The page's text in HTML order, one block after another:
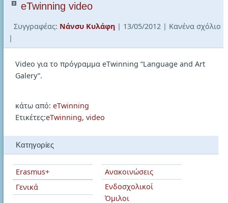
eTwinning video
Συγγραφέας: Νάνσυ Κυλάφη | 13/05/2012 | Κανένα σχόλιο
|
Video για το πρόγραμμα eTwinning “Language and Art
Galery”.
κάτω από: eTwinning
Ετικέτες:eTwinning, video
Κατηγορίες
Erasmus+
Ανακοινώσεις
Γενικά
Ενδοσχολικοί
Όμιλοι